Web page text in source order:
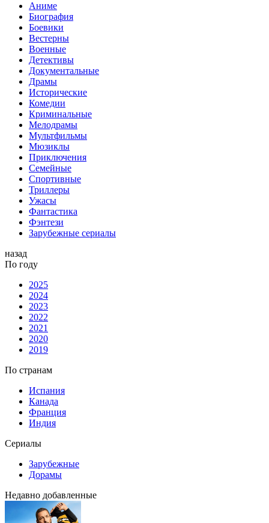
Аниме
Биография
Боевики
Вестерны
Военные
Детективы
Документальные
Драмы
Исторические
Комедии
Криминальные
Мелодрамы
Мультфильмы
Мюзиклы
Приключения
Семейные
Спортивные
Триллеры
Ужасы
Фантастика
Фэнтези
Зарубежные сериалы
назад
По году
2025
2024
2023
2022
2021
2020
2019
По странам
Испания
Канада
Франция
Индия
Сериалы
Зарубежные
Дорамы
Недавно добавленные